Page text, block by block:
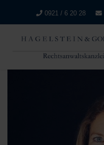
0921 / 6 20 28